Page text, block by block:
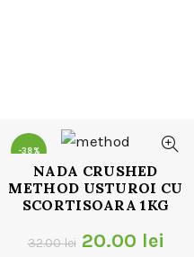
-38%
NADA CRUSHED
METHOD USTUROI CU
SCORTISOARA 1KG
32.00lei Prețul
20.00 lei